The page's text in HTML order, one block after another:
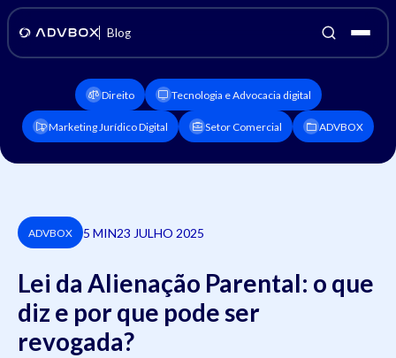
Blog
Direito Tecnologia e Advocacia digital
Marketing Jurídico Digital Setor Comercial ADVBOX
ADVBOX 5 MIN23 JULHO 2025
Lei da Alienação Parental: o que
diz e por que pode ser
revogada?